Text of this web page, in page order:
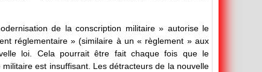
de la conscription militaire » autorise le
réglementaire » (similaire à un « règlement » aux
loi. Cela pourrait être fait chaque fois que le
est insuffisant. Les détracteurs de la nouvelle